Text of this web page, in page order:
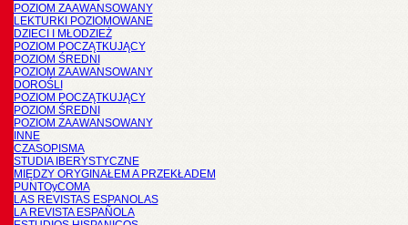
POZIOM ZAAWANSOWANY
LEKTURKI POZIOMOWANE
DZIECI I MŁODZIEŻ
POZIOM POCZĄTKUJĄCY
POZIOM ŚREDNI
POZIOM ZAAWANSOWANY
DOROŚLI
POZIOM POCZĄTKUJĄCY
POZIOM ŚREDNI
POZIOM ZAAWANSOWANY
INNE
CZASOPISMA
STUDIA IBERYSTYCZNE
MIĘDZY ORYGINAŁEM A PRZEKŁADEM
PUNTOyCOMA
LAS REVISTAS ESPANOLAS
LA REVISTA ESPAÑOLA